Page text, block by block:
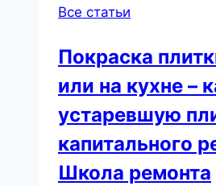
Все статьи
Покраска
или на кухне –
устаревшую
капитального
Школа ремонта